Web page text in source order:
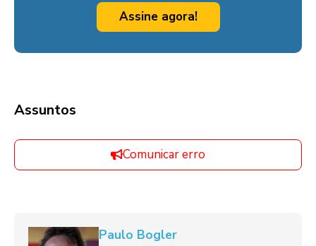
Assine agora!
Assuntos
Comunicar erro
Paulo Bogler